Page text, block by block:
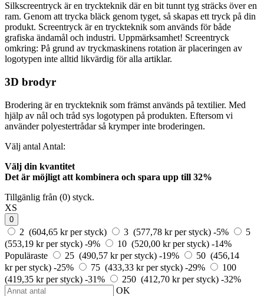
Silkscreentryck är en tryckteknik där en bit tunnt tyg sträcks över en
ram. Genom att trycka bläck genom tyget, så skapas ett tryck på din
produkt. Screentryck är en tryckteknik som används för både
grafiska ändamål och industri. Uppmärksamhet! Screentryck
omkring: På grund av tryckmaskinens rotation är placeringen av
logotypen inte alltid likvärdig för alla artiklar.
3D brodyr
Brodering är en tryckteknik som främst används på textilier. Med
hjälp av nål och tråd sys logotypen på produkten. Eftersom vi
använder polyestertrådar så krymper inte broderingen.
Välj antal Antal:
Välj din kvantitet
Det är möjligt att kombinera och spara upp till 32%
Tillgänlig från (0) styck.
XS
0
2 (604,65 kr per styck) 3 (577,78 kr per styck) -5%
5
(553,19 kr per styck) -9% 10 (520,00 kr per styck) -14%
Populäraste
25 (490,57 kr per styck) -19%
50 (456,14
kr per styck) -25% 75 (433,33 kr per styck) -29%
100
(419,35 kr per styck) -31% 250 (412,70 kr per styck) -32%
OK